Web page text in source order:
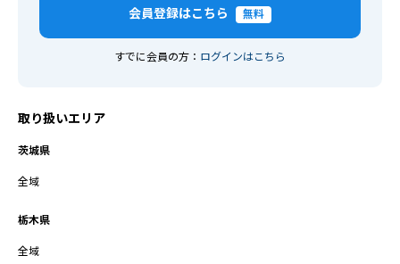
会員登録はこちら 無料
すでに会員の方： ログインはこちら
取り扱いエリア
茨城県
全域
栃木県
全域